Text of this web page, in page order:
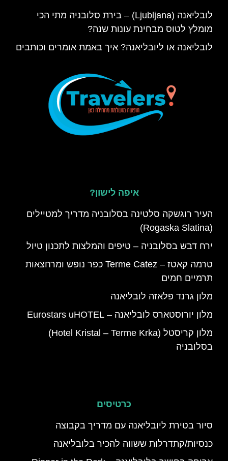
לובליאנה (Ljubljana) – בירת סלובניה מתי הכי
מומלץ לטוס מבחינת עונות שנה?
לובליאנה או ליובליאנה? איך באמת אומרים וכותבים
איפה לישון?
העיר רוגשקה סלטינה בסלובניה מדריך למטיילים
(Rogaska Slatina)
ירח דבש בסלובניה – טיפים והמלצות לתכנון טיול
טרמה קאטז – Terme Catez כפר נופש ומרחצאות
תרמיים חמים
מלון גרנד פלאזה לובליאנה
מלון יורוסטארס לובליאנה – Eurostars uHOTEL
מלון קריסטל (Hotel Kristal – Terme Krka)
בסלובניה
כרטיסים
סיור בטירת ליובליאנה עם מדריך בקבוצה
כנסיות/קתדרלות ששווה להכיר בלובליאנה